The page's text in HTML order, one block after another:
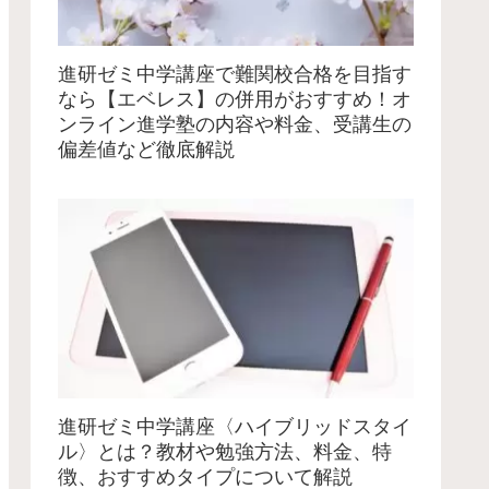
進研ゼミ中学講座で難関校合格を目指す
なら【エベレス】の併用がおすすめ！オ
ンライン進学塾の内容や料金、受講生の
偏差値など徹底解説
進研ゼミ中学講座〈ハイブリッドスタイ
ル〉とは？教材や勉強方法、料金、特
徴、おすすめタイプについて解説